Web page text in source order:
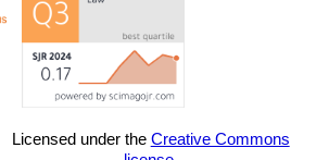
Licensed under the Creative Commons